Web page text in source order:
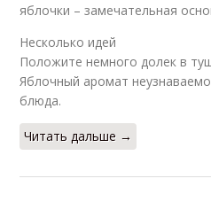
яблочки – замечательная
Несколько идей
Положите немного долек в
Яблочный аромат
блюда.
Читать дальше →